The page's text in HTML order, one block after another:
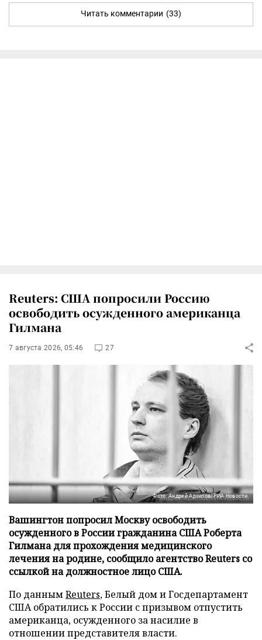
Читать комментарии (33)
Reuters: США попросили Россию
освободить осужденного американца
Гилмана
7 августа 2026, 05:46 27
Фото: Андрей Архипов/РИА Новости
Вашингтон попросил Москву освободить
осужденного в России гражданина США Роберта
Гилмана для прохождения медицинского
лечения на родине, сообщило агентство Reuters со
ссылкой на должностное лицо США.
По даннымReuters, Белый дом и Госдепартамент
США обратились к России с призывом отпустить
американца, осужденного за насилие в
отношении представителя власти.